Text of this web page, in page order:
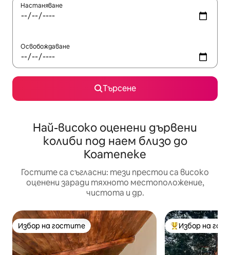
Настаняване
Освобождаване
Търсене
Най-високо оценени дървени
колиби под наем близо до
Коатепеке
Гостите са съгласни: тези престои са високо
оценени заради тяхното местоположение,
чистота и др.
Избор на гостите
Избор на гостите Най-популярен
Избор на